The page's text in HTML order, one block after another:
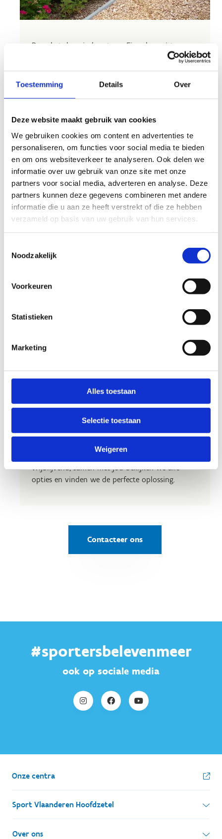
Toestemming Details Over
Deze website maakt gebruik van cookies
We gebruiken cookies om content en advertenties te
personaliseren, om functies voor social media te bieden
en om ons websiteverkeer te analyseren. Ook delen we
informatie over uw gebruik van onze site met onze
partners voor social media, adverteren en analyse. Deze
partners kunnen deze gegevens combineren met andere
informatie die u aan ze heeft verstrekt of die ze hebben
verzameld op basis van uw gebruik van hun services.
Noodzakelijk
Voorkeuren
Statistieken
Marketing
Alles toestaan
Selectie toestaan
Weigeren
Door het domein loopt een Finse looppiste van
verbeteren bestaat de bovenlaag van deze piste
uit een verende laag. Deze toplaag is zacht,
Bovendien voorkomt het blessures.
Het gebruik van deze piste is gratis maar
aanmelden bij de toezichter is verplicht. De piste
kan op aanvraag verlicht worden.
Op zoek naar een uitvalsbasis
voor jouw club?
Zoek je een plek voor je trainingen en
evenement organiseren? Contacteer ons geheel
vrijblijvend, samen met jou bekijken we alle
opties en vinden we de perfecte oplossing.
Contacteer ons
#sportersbelevenmeer
ook op sociale media
Onze centra
Sport Vlaanderen Hoofdzetel
Simon Bolivarlaan 17
Over ons